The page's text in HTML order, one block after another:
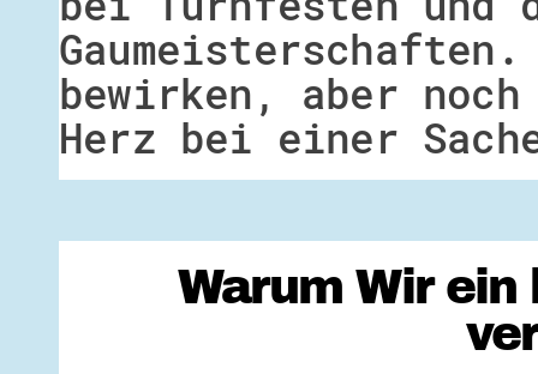
bewirken, aber
Herz bei einer
Warum Wir